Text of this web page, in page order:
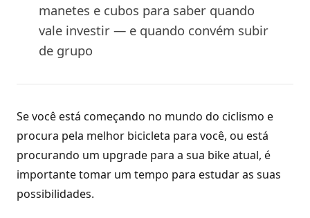
manetes e cubos para saber quando
vale investir — e quando convém subir
de grupo
Se você está começando no mundo do ciclismo e
procura pela melhor bicicleta para você, ou está
procurando um upgrade para a sua bike atual, é
importante tomar um tempo para estudar as suas
possibilidades.